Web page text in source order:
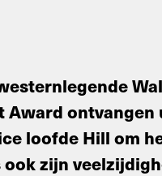
Award
loofde Hill om
zijn